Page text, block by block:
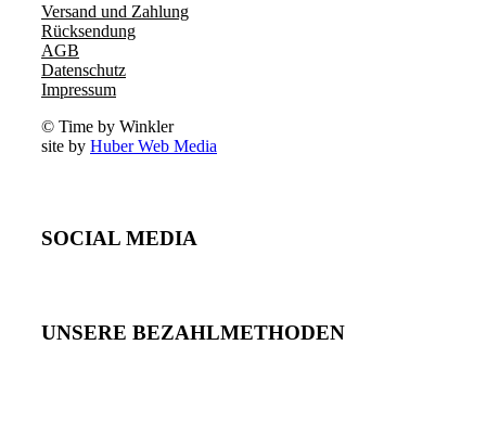
Versand und Zahlung
Rücksendung
AGB
Datenschutz
Impressum
© Time by Winkler
site by Huber Web Media
SOCIAL MEDIA
UNSERE BEZAHLMETHODEN